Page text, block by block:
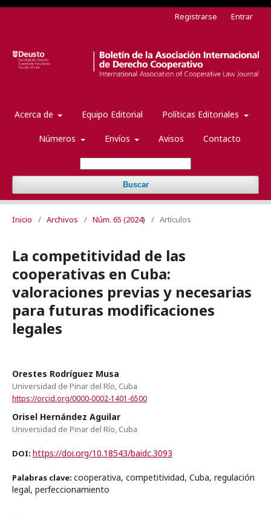
Acerca de Equipo Editorial Políticas Editoriales
Números Envíos Avisos Contacto
Buscar
Registrarse Entrar
Inicio / Archivos / Núm. 65 (2024) / Artículos
La competitividad de las
cooperativas en Cuba:
valoraciones previas y necesarias
para futuras modificaciones
legales
Orestes Rodríguez Musa
Universidad de Pinar del Río, Cuba
https://orcid.org/0000-0002-1401-6500
Orisel Hernández Aguilar
Universidad de Pinar del Río, Cuba
DOI: https://doi.org/10.18543/baidc.3093
Palabras clave: cooperativa, competitividad, Cuba, regulación
legal, perfeccionamiento